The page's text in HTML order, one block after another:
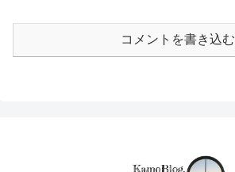
コメントを書き込む